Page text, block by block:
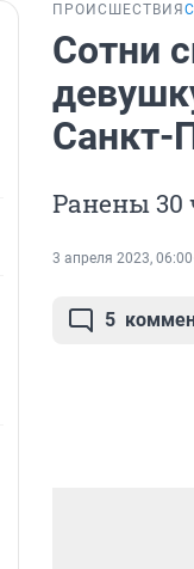
ПРОИСШЕСТВИЯ
Сотни
Санкт-
Ранены 30
3 апреля 2023, 06:00
5